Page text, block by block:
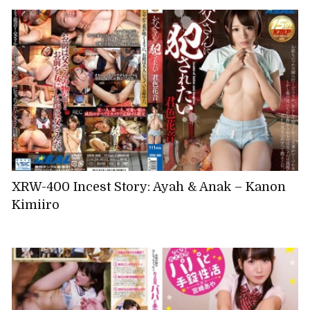
XRW-400 Incest Story: Ayah & Anak – Kanon
Kimiiro